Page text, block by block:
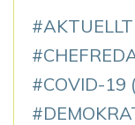
AKTUELLT
COVID-19